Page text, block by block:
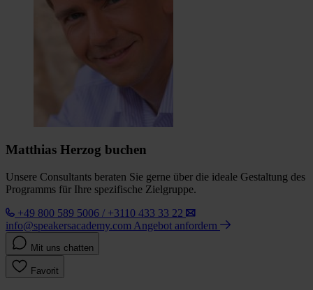
Matthias Herzog buchen
Unsere Consultants beraten Sie gerne über die ideale Gestaltung des
Programms für Ihre spezifische Zielgruppe.
+49 800 589 5006 / +3110 433 33 22
info@speakersacademy.com Angebot anfordern
Mit uns chatten
Favorit